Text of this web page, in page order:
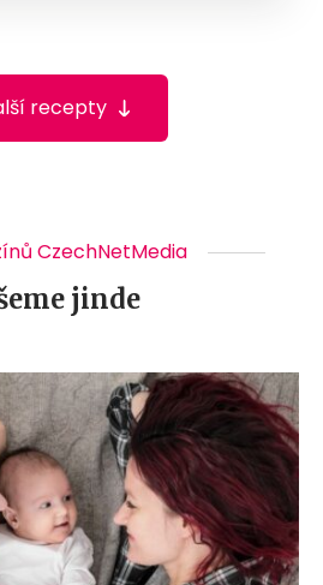
recepty
CzechNetMedia
jinde